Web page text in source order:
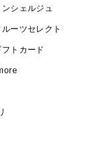
シェルジュ
ーツセレクト
トカード